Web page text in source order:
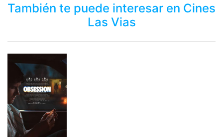
También te puede interesar en Cines
Las Vias